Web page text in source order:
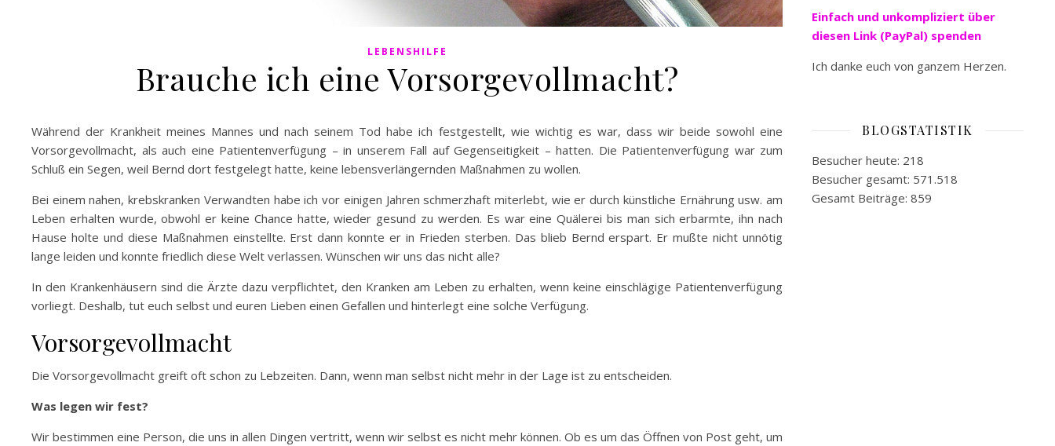
LEBENSHILFE
Brauche ich eine Vorsorgevollmacht?
Während der Krankheit meines Mannes und nach seinem Tod habe ich festgestellt, wie wichtig es war, dass wir beide sowohl eine
Vorsorgevollmacht, als auch eine Patientenverfügung – in unserem Fall auf Gegenseitigkeit – hatten. Die Patientenverfügung war zum
Schluß ein Segen, weil Bernd dort festgelegt hatte, keine lebensverlängernden Maßnahmen zu wollen.
Bei einem nahen, krebskranken Verwandten habe ich vor einigen Jahren schmerzhaft miterlebt, wie er durch künstliche Ernährung usw. am
Leben erhalten wurde, obwohl er keine Chance hatte, wieder gesund zu werden. Es war eine Quälerei bis man sich erbarmte, ihn nach
Hause holte und diese Maßnahmen einstellte. Erst dann konnte er in Frieden sterben. Das blieb Bernd erspart. Er mußte nicht unnötig
lange leiden und konnte friedlich diese Welt verlassen. Wünschen wir uns das nicht alle?
In den Krankenhäusern sind die Ärzte dazu verpflichtet, den Kranken am Leben zu erhalten, wenn keine einschlägige Patientenverfügung
vorliegt. Deshalb, tut euch selbst und euren Lieben einen Gefallen und hinterlegt eine solche Verfügung.
Vorsorgevollmacht
Die Vorsorgevollmacht greift oft schon zu Lebzeiten. Dann, wenn man selbst nicht mehr in der Lage ist zu entscheiden.
Was legen wir fest?
Wir bestimmen eine Person, die uns in allen Dingen vertritt, wenn wir selbst es nicht mehr können. Ob es um das Öffnen von Post geht, um
Einfach und unkompliziert über
diesen Link (PayPal) spenden
Ich danke euch von ganzem Herzen.
BLOGSTATISTIK
Besucher heute: 218
Besucher gesamt: 571.518
Gesamt Beiträge: 859